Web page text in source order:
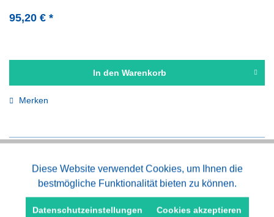
95,20 € *
In den Warenkorb
Merken
Funktionale Aktiv
Marketing Aktiv
Diese Website verwendet Cookies, um Ihnen die
bestmögliche Funktionalität bieten zu können.
Datenschutzeinstellungen Cookies akzeptieren